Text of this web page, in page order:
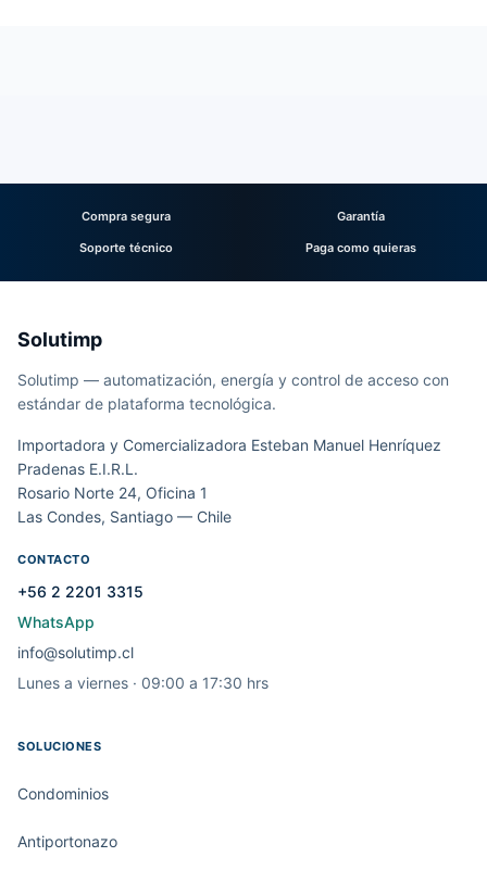
Compra segura Garantía
Soporte técnico Paga como quieras
Solutimp
Solutimp — automatización, energía y control de acceso con
estándar de plataforma tecnológica.
Importadora y Comercializadora Esteban Manuel Henríquez
Pradenas E.I.R.L.
Rosario Norte 24, Oficina 1
Las Condes, Santiago — Chile
CONTACTO
+56 2 2201 3315
WhatsApp
info@solutimp.cl
Lunes a viernes · 09:00 a 17:30 hrs
SOLUCIONES
Condominios
Antiportonazo